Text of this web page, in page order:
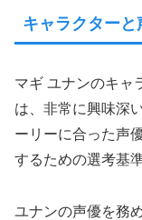
キャラクター
マギ ユナンのキャ
は、非常に興味深
ーリーに合った声
するための選考基
ユナンの声優を務